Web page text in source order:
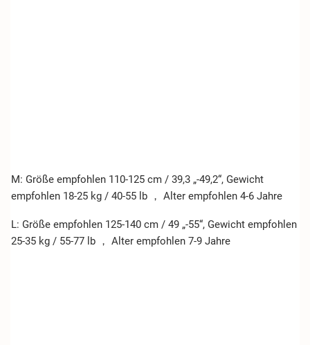
M: Größe empfohlen 110-125 cm / 39,3 „-49,2“, Gewicht
empfohlen 18-25 kg / 40-55 lb ， Alter empfohlen 4-6 Jahre
L: Größe empfohlen 125-140 cm / 49 „-55“, Gewicht empfohlen
25-35 kg / 55-77 lb ， Alter empfohlen 7-9 Jahre